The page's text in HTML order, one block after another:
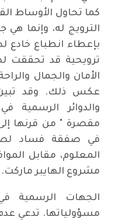
كما تحاول الأوساط
الترويج له، وإنما هي
بإعطاء انطباع خادع
ترويحية قد تحققت
الأمان والجمال
عكس ذلك. وقد تبين
والدوائر الرسمية
مقصرة " من قرنها
في صفقة فساد
المعلوم، مقابل
مشروع الهايبر ماركت.
الجهات الرسمية
مسؤولياتها. تدعي